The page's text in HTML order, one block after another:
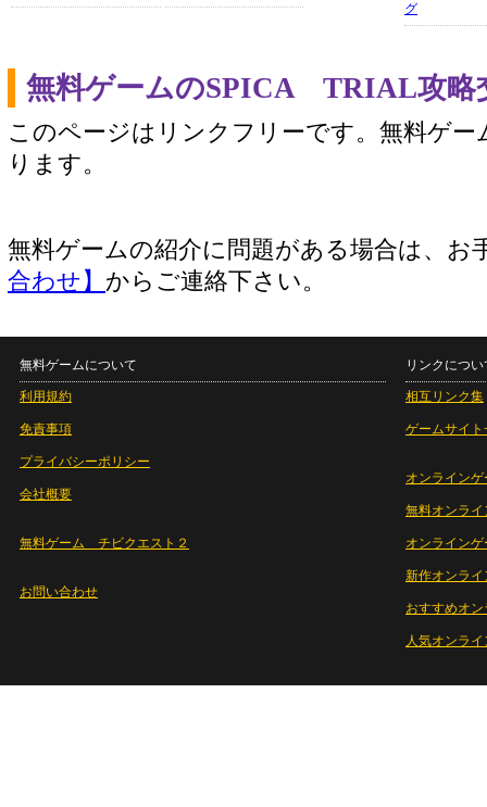
グ
無料ゲームのSPICA TRIAL攻略
このページはリンクフリーです。無料ゲー
ります。
無料ゲームの紹介に問題がある場合は、お
合わせ】 からご連絡下さい。
無料ゲームについて
利用規約
免責事項
プライバシーポリシー
会社概要
無料ゲーム チビクエスト２
お問い合わせ
リンクについ
相互リンク集
ゲームサイト
オンラインゲ
無料オンライ
オンライン
新作オンライ
おすすめオ
人気オンラ